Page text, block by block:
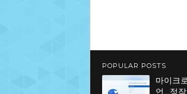
POPULAR POSTS
마이크
언…정작